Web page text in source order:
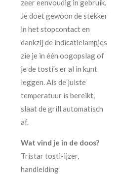
zeer eenvoudig in gebruik.
Je doet gewoon de stekker
in het stopcontact en
dankzij de indicatielampjes
zie je in één oogopslag of
je de tosti’s er al in kunt
leggen. Als de juiste
temperatuur is bereikt,
slaat de grill automatisch
af.
Wat vind je in de doos?
Tristar tosti-ijzer,
handleiding